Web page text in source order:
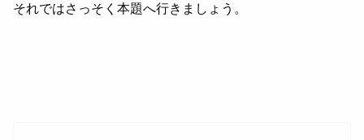
それではさっそく本題へ行きましょう。